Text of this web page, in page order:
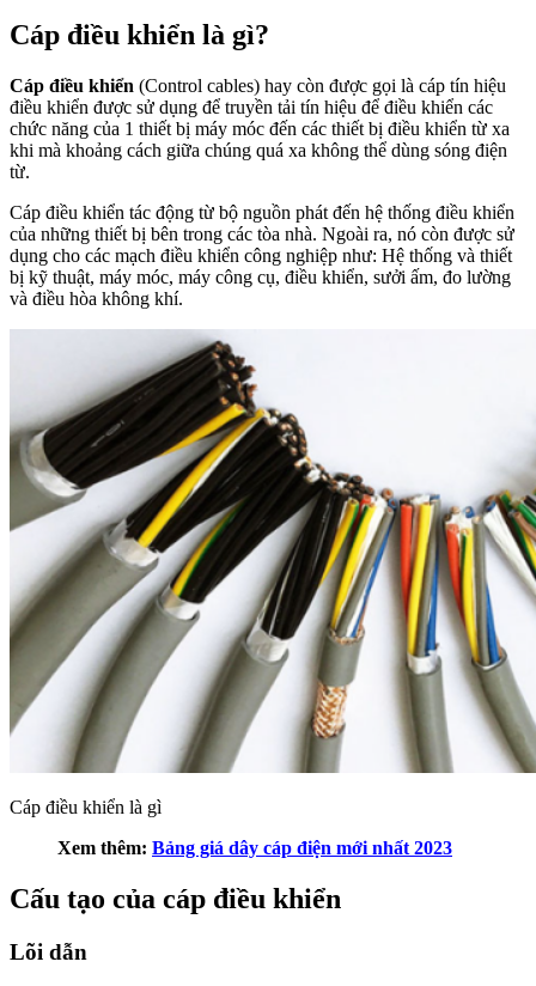
Cáp điều khiển là gì?
Cáp điều khiển (Control cables) hay còn được gọi là cáp tín hiệu
điều khiển được sử dụng để truyền tải tín hiệu để điều khiển các
chức năng của 1 thiết bị máy móc đến các thiết bị điều khiển từ xa
khi mà khoảng cách giữa chúng quá xa không thể dùng sóng điện
từ.
Cáp điều khiển tác động từ bộ nguồn phát đến hệ thống điều khiển
của những thiết bị bên trong các tòa nhà. Ngoài ra, nó còn được sử
dụng cho các mạch điều khiển công nghiệp như: Hệ thống và thiết
bị kỹ thuật, máy móc, máy công cụ, điều khiển, sưởi ấm, đo lường
và điều hòa không khí.
Cáp điều khiển là gì
Xem thêm: Bảng giá dây cáp điện mới nhất 2023
Cấu tạo của cáp điều khiển
Lõi dẫn